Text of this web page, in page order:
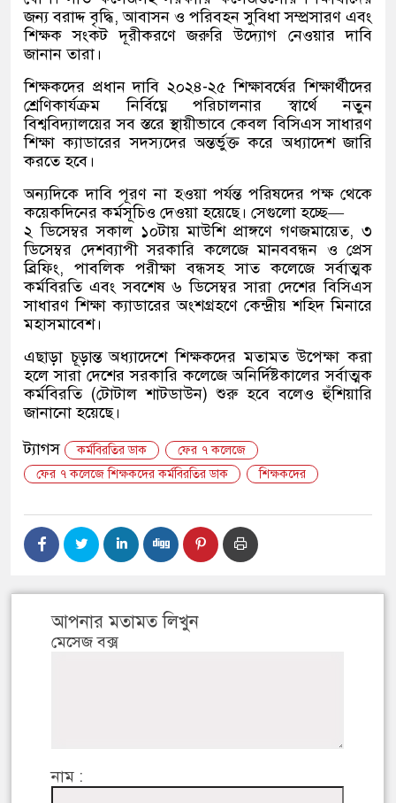
জন্য বরাদ্দ বৃদ্ধি, আবাসন ও পরিবহন সুবিধা সম্প্রসারণ এবং
শিক্ষক সংকট দূরীকরণে জরুরি উদ্যোগ নেওয়ার দাবি
জানান তারা।
শিক্ষকদের প্রধান দাবি ২০২৪-২৫ শিক্ষাবর্ষের শিক্ষার্থীদের
শ্রেণিকার্যক্রম নির্বিঘ্নে পরিচালনার স্বার্থে নতুন
বিশ্ববিদ্যালয়ের সব স্তরে স্থায়ীভাবে কেবল বিসিএস সাধারণ
শিক্ষা ক্যাডারের সদস্যদের অন্তর্ভুক্ত করে অধ্যাদেশ জারি
করতে হবে।
অন্যদিকে দাবি পূরণ না হওয়া পর্যন্ত পরিষদের পক্ষ থেকে
কয়েকদিনের কর্মসূচিও দেওয়া হয়েছে। সেগুলো হচ্ছে—
২ ডিসেম্বর সকাল ১০টায় মাউশি প্রাঙ্গণে গণজমায়েত, ৩
ডিসেম্বর দেশব্যাপী সরকারি কলেজে মানববন্ধন ও প্রেস
ব্রিফিং, পাবলিক পরীক্ষা বন্ধসহ সাত কলেজে সর্বাত্মক
কর্মবিরতি এবং সবশেষ ৬ ডিসেম্বর সারা দেশের বিসিএস
সাধারণ শিক্ষা ক্যাডারের অংশগ্রহণে কেন্দ্রীয় শহিদ মিনারে
মহাসমাবেশ।
এছাড়া চূড়ান্ত অধ্যাদেশে শিক্ষকদের মতামত উপেক্ষা করা
হলে সারা দেশের সরকারি কলেজে অনির্দিষ্টকালের সর্বাত্মক
কর্মবিরতি (টোটাল শাটডাউন) শুরু হবে বলেও হুঁশিয়ারি
জানানো হয়েছে।
ট্যাগস
কর্মবিরতির ডাক
ফের ৭ কলেজে
ফের ৭ কলেজে শিক্ষকদের কর্মবিরতির ডাক
শিক্ষকদের
আপনার মতামত লিখুন
মেসেজ বক্স
নাম :